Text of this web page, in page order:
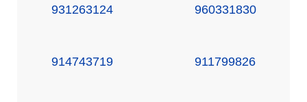
931263124 960331830
914743719 911799826